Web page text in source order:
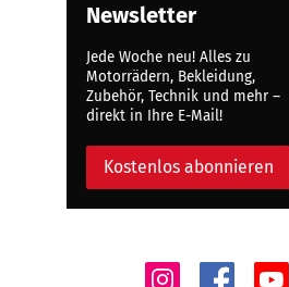
Newsletter
Jede Woche neu! Alles zu
Motorrädern, Bekleidung,
Zubehör, Technik und mehr –
direkt in Ihre E-Mail!
Kostenlos abonnieren